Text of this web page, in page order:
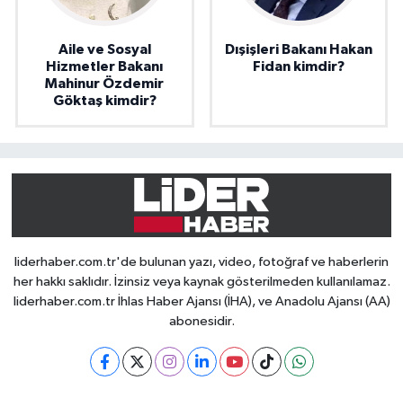
Aile ve Sosyal
Hizmetler Bakanı
Mahinur Özdemir
Göktaş kimdir?
Dışişleri Bakanı Hakan
Fidan kimdir?
liderhaber.com.tr'de bulunan yazı, video, fotoğraf ve haberlerin
her hakkı saklıdır. İzinsiz veya kaynak gösterilmeden kullanılamaz.
liderhaber.com.tr İhlas Haber Ajansı (İHA), ve Anadolu Ajansı (AA)
abonesidir.